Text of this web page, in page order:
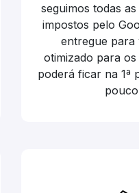
seguimos todas
impostos pelo
entregue para
otimizado para
poderá ficar na 1ª